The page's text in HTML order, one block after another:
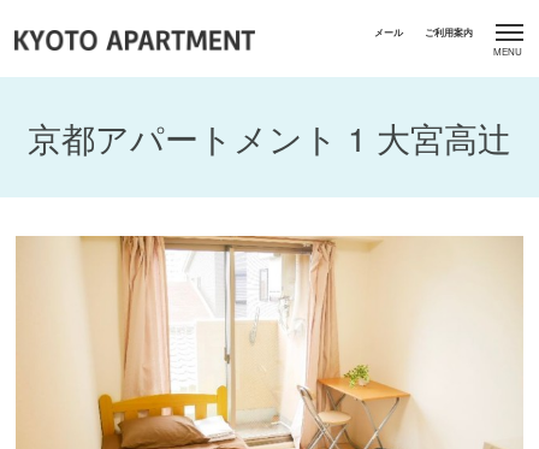
京都アパートメント 1 大宮高辻